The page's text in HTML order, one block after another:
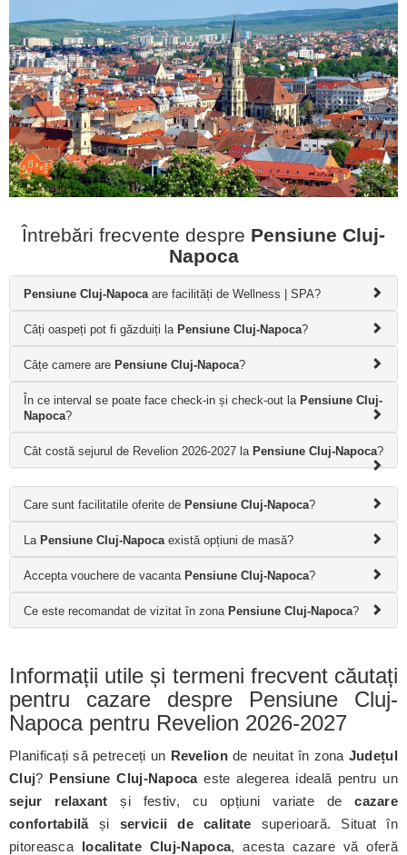
Întrebări frecvente despre Pensiune Cluj-
Napoca
Pensiune Cluj-Napoca are facilități de Wellness | SPA?
Câți oaspeți pot fi găzduiți la Pensiune Cluj-Napoca?
Câțe camere are Pensiune Cluj-Napoca?
În ce interval se poate face check-in și check-out la Pensiune Cluj-
Napoca?
Cât costă sejurul de Revelion 2026-2027 la Pensiune Cluj-Napoca?
Care sunt facilitatile oferite de Pensiune Cluj-Napoca?
La Pensiune Cluj-Napoca există opțiuni de masă?
Accepta vouchere de vacanta Pensiune Cluj-Napoca?
Ce este recomandat de vizitat în zona Pensiune Cluj-Napoca?
Informații utile și termeni frecvent căutați
pentru cazare despre Pensiune Cluj-
Napoca pentru Revelion 2026-2027
Planificați să petreceți un Revelionde neuitat în zona Județul
Cluj? Pensiune Cluj-Napocaeste alegerea ideală pentru un
sejur relaxant și festiv, cu opțiuni variate decazare
confortabilăși servicii de calitate superioară. Situat în
pitoreasca localitate Cluj-Napoca, acesta cazare vă oferă